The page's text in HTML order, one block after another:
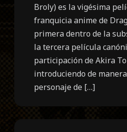
Broly) es la vigésima
franquicia anime de
primera dentro de la
la tercera película
participación de Akira
introduciendo de
personaje de […]